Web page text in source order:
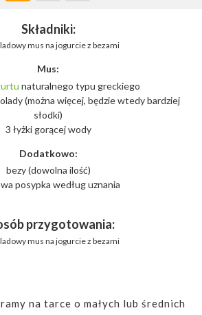
Składniki:
mus na jogurcie z bezami
Mus:
naturalnego typu greckiego
(można więcej, będzie wtedy bardziej
słodki)
3 łyżki gorącej wody
Dodatkowo:
bezy (dowolna ilość)
posypka według uznania
przygotowania:
mus na jogurcie z bezami
na tarce o małych lub średnich